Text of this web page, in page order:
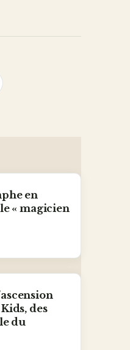
en
« magicien
des
du